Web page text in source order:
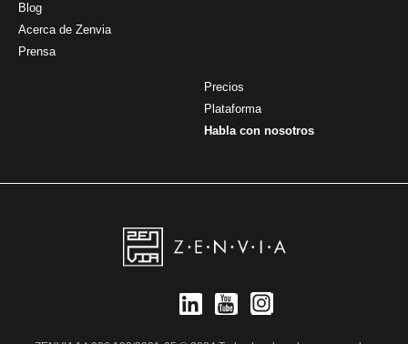
Blog
Acerca de Zenvia
Prensa
Precios
Plataforma
Habla con nosotros